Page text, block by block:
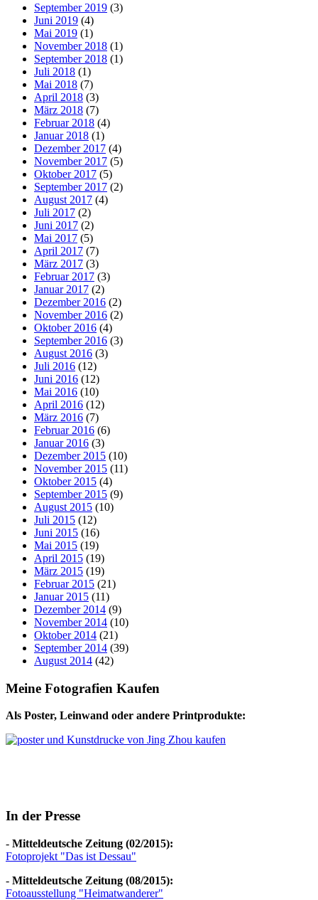
September 2019 (3)
Juni 2019 (4)
Mai 2019 (1)
November 2018 (1)
September 2018 (1)
Juli 2018 (1)
Mai 2018 (7)
April 2018 (3)
März 2018 (7)
Februar 2018 (4)
Januar 2018 (1)
Dezember 2017 (4)
November 2017 (5)
Oktober 2017 (5)
September 2017 (2)
August 2017 (4)
Juli 2017 (2)
Juni 2017 (2)
Mai 2017 (5)
April 2017 (7)
März 2017 (3)
Februar 2017 (3)
Januar 2017 (2)
Dezember 2016 (2)
November 2016 (2)
Oktober 2016 (4)
September 2016 (3)
August 2016 (3)
Juli 2016 (12)
Juni 2016 (12)
Mai 2016 (10)
April 2016 (12)
März 2016 (7)
Februar 2016 (6)
Januar 2016 (3)
Dezember 2015 (10)
November 2015 (11)
Oktober 2015 (4)
September 2015 (9)
August 2015 (10)
Juli 2015 (12)
Juni 2015 (16)
Mai 2015 (19)
April 2015 (19)
März 2015 (19)
Februar 2015 (21)
Januar 2015 (11)
Dezember 2014 (9)
November 2014 (10)
Oktober 2014 (21)
September 2014 (39)
August 2014 (42)
Meine Fotografien Kaufen
Als Poster, Leinwand oder andere Printprodukte:
In der Presse
- Mitteldeutsche Zeitung (02/2015):
Fotoprojekt "Das ist Dessau"
- Mitteldeutsche Zeitung (08/2015):
Fotoausstellung "Heimatwanderer"